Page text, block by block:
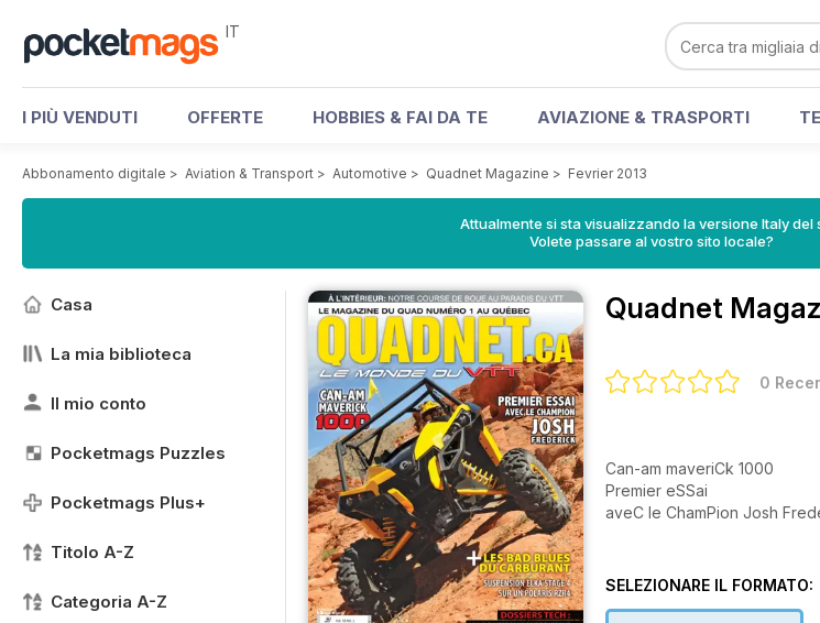
IT
I PIÙ VENDUTI OFFERTE HOBBIES & FAI DA TE AVIAZIONE & TRASPORTI
Abbonamento digitale > Aviation & Transport > Automotive > Quadnet Magazine > Fevrier 2013
Attualmente si sta visualizzando la versione Italy del
Volete passare al vostro sito locale?
Casa
La mia biblioteca
Il mio conto
Pocketmags Puzzles
Pocketmags Plus+
Titolo A-Z
Categoria A-Z
Quadnet
0
Can-am maveriCk 1000
Premier eSSai
aveC le ChamPion Josh
SELEZIONARE IL FORMATO: